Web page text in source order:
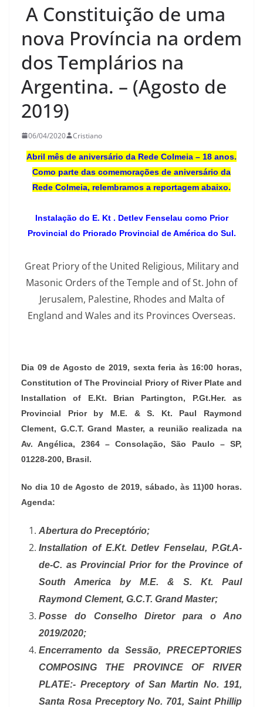
A Constituição de uma
nova Província na ordem
dos Templários na
Argentina. – (Agosto de
2019)
06/04/2020 Cristiano
Abril mês de aniversário da Rede Colmeia – 18 anos.
Como parte das comemorações de aniversário da
Rede Colmeia, relembramos a reportagem abaixo.
Instalação do E. Kt . Detlev Fenselau como Prior
Provincial do Priorado Provincial de América do Sul.
Great Priory of the United Religious, Military and
Masonic Orders of the Temple and of St. John of
Jerusalem, Palestine, Rhodes and Malta of
England and Wales and its Provinces Overseas.
Dia 09 de Agosto de 2019, sexta feria às 16:00 horas,
Constitution of The Provincial Priory of River Plate and
Installation of E.Kt. Brian Partington, P.Gt.Her. as
Provincial Prior by M.E. & S. Kt. Paul Raymond
Clement, G.C.T. Grand Master, a reunião realizada na
Av. Angélica, 2364 – Consolação, São Paulo – SP,
01228-200, Brasil.
No dia 10 de Agosto de 2019, sábado, às 11)00 horas.
Agenda:
Abertura do Preceptório;
Installation of E.Kt. Detlev Fenselau, P.Gt.A-
de-C. as Provincial Prior for the Province of
South America by M.E. & S. Kt. Paul
Raymond Clement, G.C.T. Grand Master;
Posse do Conselho Diretor para o Ano
2019/2020;
Encerramento da Sessão, PRECEPTORIES
COMPOSING THE PROVINCE OF RIVER
PLATE:- Preceptory of San Martin No. 191,
Santa Rosa Preceptory No. 701, Saint Phillip